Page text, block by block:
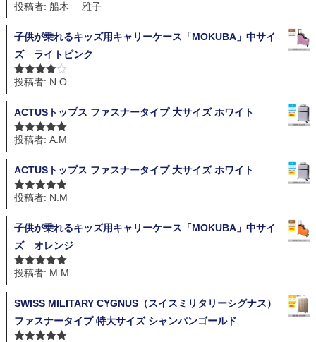
5段階中 5の
投稿者: 船木 雅子
子供が乗れるキッズ用キャリーケース「MOKUBA」中サイ
ズ ライトピンク
5段階中 4
投稿者: N.O
ACTUSトップス ファスナータイプ 大サイズ ホワイト
5段階中 5の
投稿者: A.M
ACTUSトップス ファスナータイプ 大サイズ ホワイト
5段階中 5の
投稿者: N.M
子供が乗れるキッズ用キャリーケース「MOKUBA」中サイ
ズ オレンジ
5段階中 5の
投稿者: M.M
SWISS MILITARY CYGNUS（スイスミリタリーシグナス）
ファスナータイプ 特大サイズ シャンパンゴールド